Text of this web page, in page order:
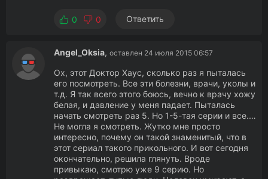
0 0 Ответить
Angel_Oksia, оставлен 24 июля 2015 06:57
Ох, этот Доктор Хаус, сколько раз я пыталась
его посмотреть. Все эти болезни, врачи, уколы и
т.д. Я так всего этого боюсь, вечно к врачу хожу
белая, и давление у меня падает. Пыталась
начать смотреть раз 5. Но 1-5-тая серии и все.…
Не могла я смотреть. Жутко мне просто
интересно, почему он такой знаменитый, что в
этот сериал такого прикольного. И вот сегодня
окончательно, решила глянуть. Вроде
привыкаю, смотрю уже 9 серию. Но